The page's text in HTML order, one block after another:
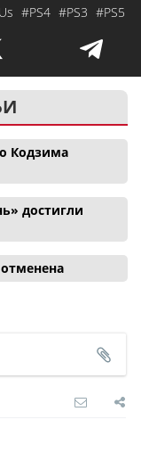
#PS4 #PS3 #PS5
Кодзима
достигли